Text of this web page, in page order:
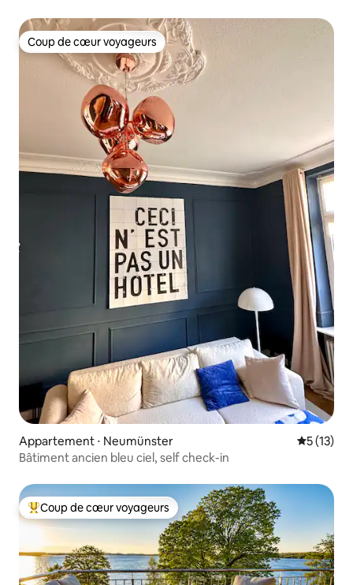
Coup de cœur voyageurs
Coup de cœur voyageurs
Appartement ⋅ Neumünster
5 (13)
Bâtiment ancien bleu ciel, self check-in
Coups de cœur voyageurs les plus appréciés
Coup de cœur voyageurs